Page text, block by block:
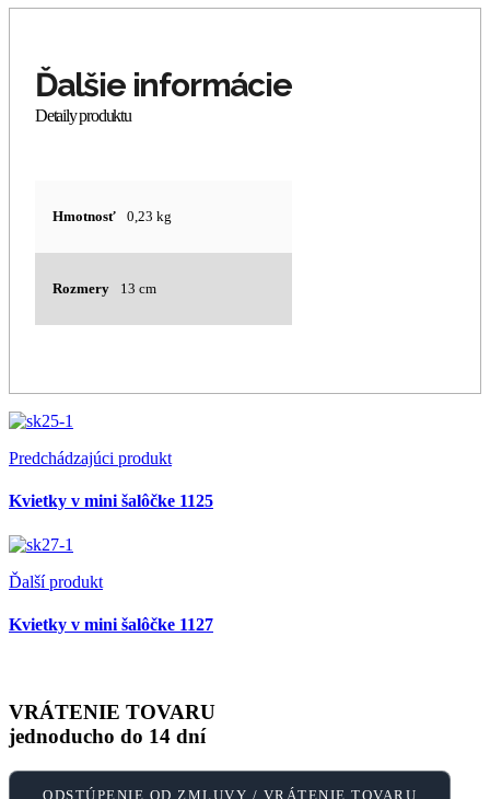
Hmotnosť 0,23 kg
Rozmery 13 cm
Predchádzajúci produkt
Kvietky v mini šalôčke 1125
Ďalší produkt
Kvietky v mini šalôčke 1127
VRÁTENIE TOVARU
jednoducho do 14 dní
ODSTÚPENIE OD ZMLUVY / VRÁTENIE TOVARU